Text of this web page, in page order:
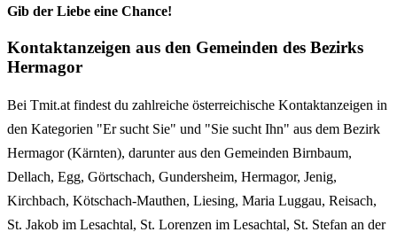
Gib der Liebe eine Chance!
Kontaktanzeigen aus den Gemeinden des Bezirks
Hermagor
Bei Tmit.at findest du zahlreiche österreichische Kontaktanzeigen in
den Kategorien "Er sucht Sie" und "Sie sucht Ihn" aus dem Bezirk
Hermagor (Kärnten), darunter aus den Gemeinden Birnbaum,
Dellach, Egg, Görtschach, Gundersheim, Hermagor, Jenig,
Kirchbach, Kötschach-Mauthen, Liesing, Maria Luggau, Reisach,
St. Jakob im Lesachtal, St. Lorenzen im Lesachtal, St. Stefan an der